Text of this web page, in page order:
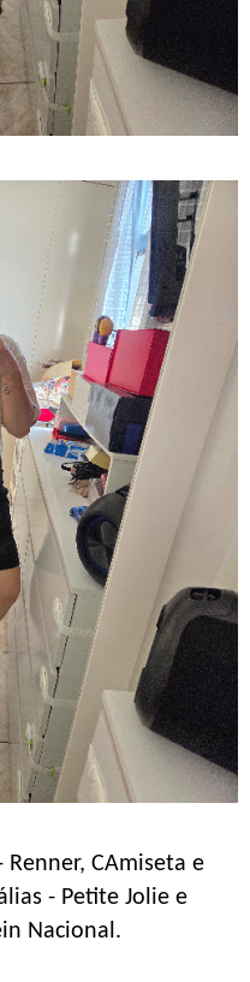
Renner, CAmiseta e
- Petite Jolie e
Nacional.